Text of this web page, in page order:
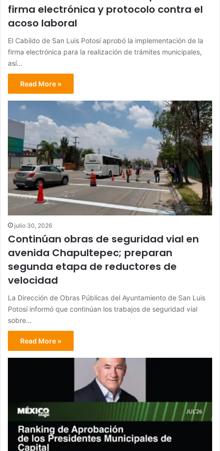
firma electrónica y protocolo contra el
acoso laboral
El Cabildo de San Luis Potosí aprobó la implementación de la
firma electrónica para la realización de trámites municipales,
así…
Read More »
julio 30, 2026
Continúan obras de seguridad vial en
avenida Chapultepec; preparan
segunda etapa de reductores de
velocidad
La Dirección de Obras Públicas del Ayuntamiento de San Luis
Potosí informó que continúan los trabajos de seguridad vial
sobre…
Read More »